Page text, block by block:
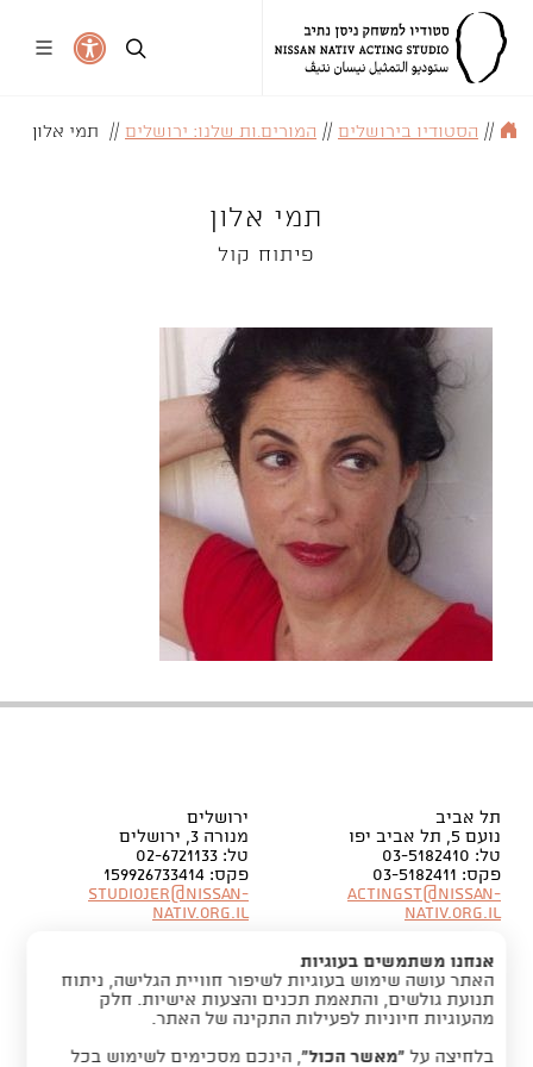
// הסטודיו בירושלים // המורים.ות שלנו: ירושלים // תמי אלון
תמי אלון
פיתוח קול
תל אביב
נועם 5, תל אביב יפו
טל: 03-5182410
פקס: 03-5182411
Actingst@nissan-
nativ.org.il
ירושלים
מנורה 3, ירושלים
טל: 02-6721133
פקס: 159926733414
Studiojer@nissan-
nativ.org.il
אנחנו משתמשים בעוגיות
האתר עושה שימוש בעוגיות לשיפור חוויית הגלישה, ניתוח
תנועת גולשים, והתאמת תכנים והצעות אישיות. חלק
מהעוגיות חיוניות לפעילות התקינה של האתר.
בלחיצה על “מאשר הכול”, הינכם מסכימים לשימוש בכל